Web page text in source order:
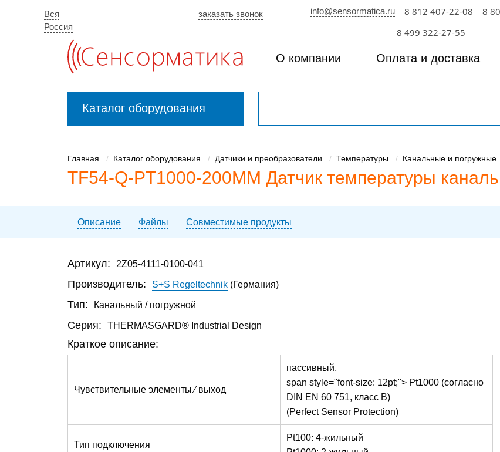
Вся
Россия
заказать звонок info@sensormatica.ru 8 812 407-22-08
8
8 499 322-27-55
О компании Оплата и доставка
Каталог оборудования
Главная Каталог оборудования Датчики и преобразователи Температуры Канальные и погружные
TF54-Q-PT1000-200MM Датчик температуры
Описание Файлы Совместимые продукты
Артикул: 2Z05-4111-0100-041
Производитель: S+S Regeltechnik (Германия)
Тип: Канальный / погружной
Серия: THERMASGARD® Industrial Design
Краткое описание:
Чувствительные элементы ⁄ выход
пассивный,
span style="font-size: 12pt;"> Pt1000 (согласно
DIN EN 60 751, класс B)
(Perfect Sensor Protection)
Тип подключения
Pt100: 4-жильный